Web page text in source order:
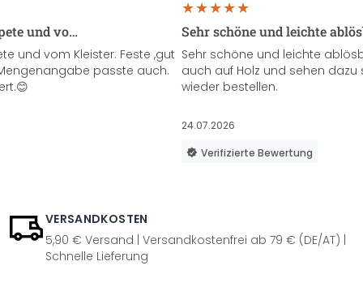
und vo…
und vom Kleister. Feste ,gut
passte auch.
Sehr schöne und leichte
Sehr schöne und leichte
auch auf Holz und sehen
wieder bestellen.
24.07.2026
Verifizierte Bewertung
VERSANDKOSTEN
5,90 € Versand | Versandkostenfrei ab 79 € (DE/AT) |
Schnelle Lieferung